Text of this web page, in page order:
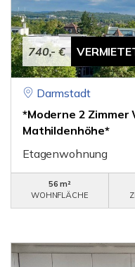
740,- €
Darmstadt
*Moderne 2 Zimmer
Mathildenhöhe*
Etagenwohnung
56 m²
WOHNFLÄCHE